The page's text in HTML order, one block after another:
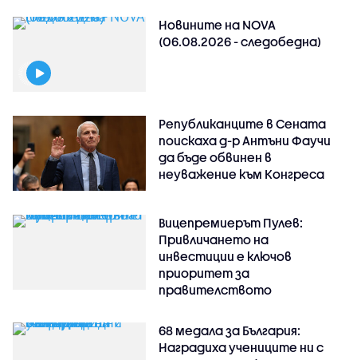
Новините на NOVA
(06.08.2026 - следобедна)
Републиканците в Сената
поискаха д-р Антъни Фаучи
да бъде обвинен в
неуважение към Конгреса
Вицепремиерът Пулев:
Привличането на
инвестиции е ключов
приоритет за
правителството
68 медала за България:
Наградиха учениците ни с